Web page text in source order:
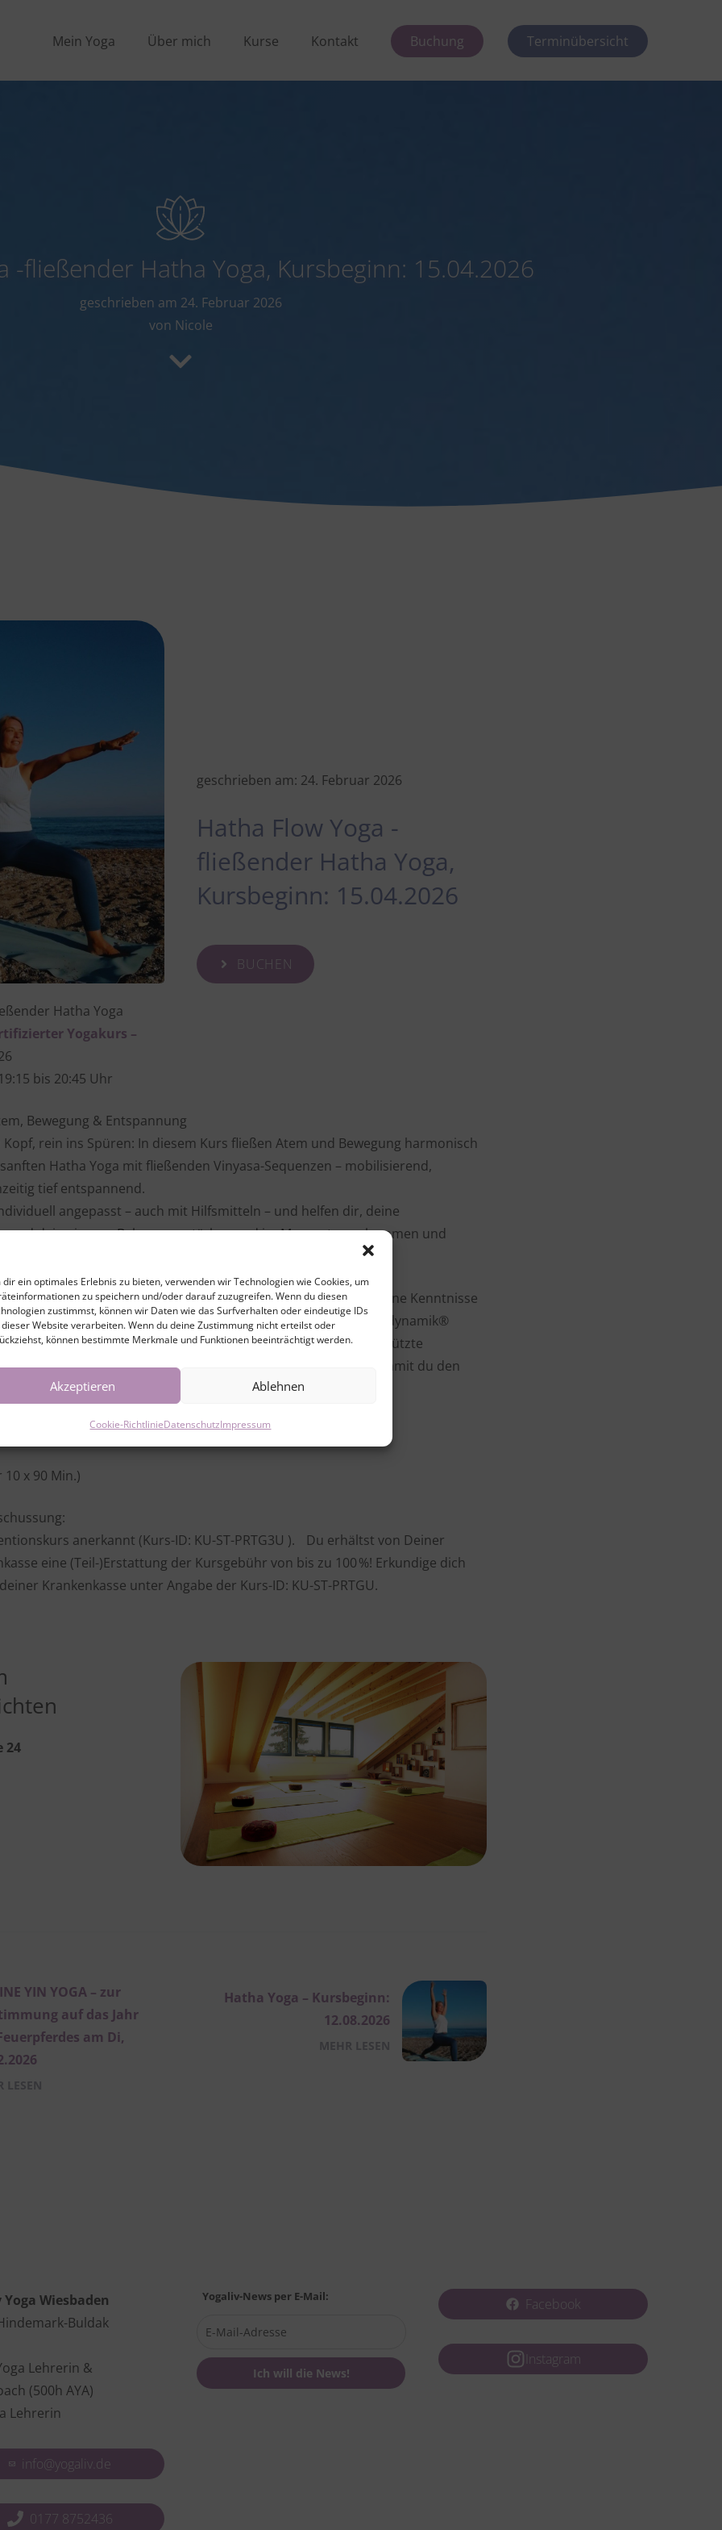
dir ein optimales Erlebnis zu bieten, verwenden wir Technologien wie Cookies, um
zu speichern und/oder darauf zuzugreifen. Wenn du diesen
zustimmst, können wir Daten wie das Surfverhalten oder eindeutige IDs
Website verarbeiten. Wenn du deine Zustimmung nicht erteilst oder
können bestimmte Merkmale und Funktionen beeinträchtigt werden.
Akzeptieren Ablehnen
Cookie-RichtlinieDatenschutzImpressum
Mein Yoga Über mich Kurse Kontakt Buchung Terminübersicht
-fließender Hatha Yoga, Kursbeginn: 15.04.2026
geschrieben am 24. Februar 2026
von Nicole
geschrieben am: 24. Februar 2026
Hatha Flow Yoga -
fließender Hatha Yoga,
Kursbeginn: 15.04.2026
BUCHEN
Hatha Yoga
Yogakurs –
bis 20:45 Uhr
Bewegung & Entspannung
rein ins Spüren: In diesem Kurs fließen Atem und Bewegung harmonisch
Hatha Yoga mit fließenden Vinyasa-Sequenzen – mobilisierend,
tief entspannend.
angepasst – auch mit Hilfsmitteln – und helfen dir, deine
und deine innere Balance zu stärken und im Moment anzukommen und
abzubauen.
ich Wert auf eine achtsame Yogapraxis, dabei fließen auch meine Kenntnisse
Yogatherapie-Ausbildung nach den Prinzipien der Spiraldynamik®
Du findest bei mir eine humorvolle, wertschätzende und geschützte
nur das zu machen, was sich für dich stimmig anfühlt, damit du den
und genießen kannst!
Wiedereinsteiger geeignet.
x 90 Min.)
anerkannt (Kurs-ID: KU-ST-PRTG3U ). Du erhältst von Deiner
eine (Teil-)Erstattung der Kursgebühr von bis zu 100 %! Erkundige dich
Krankenkasse unter Angabe der Kurs-ID: KU-ST-PRTGU.
24
YIN YOGA – zur
auf das Jahr
am Di,
Hatha Yoga – Kursbeginn:
12.08.2026
Wiesbaden
Buldak
Lehrerin &
(500h AYA)
Lehrerin
info@yogaliv.de
0177 8752436
Yogaliv-News per E-Mail: Facebook
Instagram